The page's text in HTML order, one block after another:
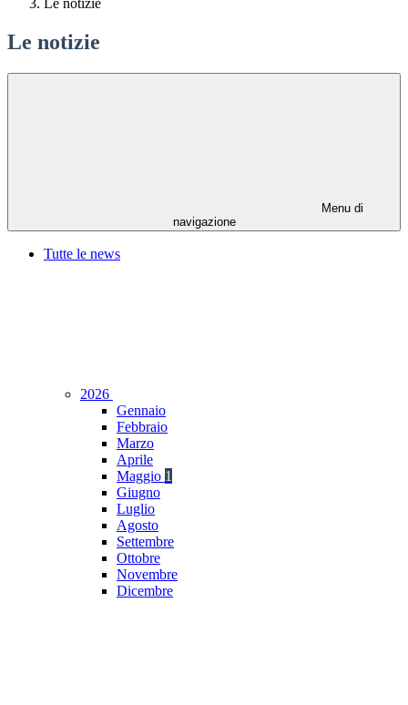
Le notizie
Le notizie
Menu di
navigazione
Tutte le news
2026
Gennaio
Febbraio
Marzo
Aprile
Maggio 1
Giugno
Luglio
Agosto
Settembre
Ottobre
Novembre
Dicembre